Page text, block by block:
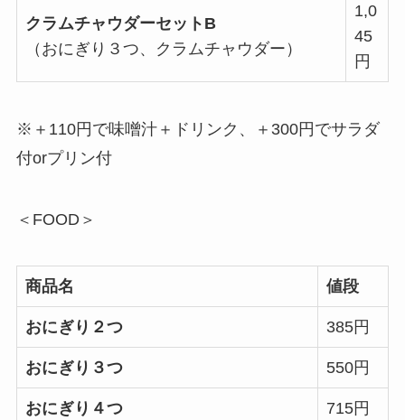
クラムチャウダーセットB
（おにぎり３つ、クラムチャウダー）
1,0
45
円
※＋110円で味噌汁＋ドリンク、＋300円でサラダ
付orプリン付
＜FOOD＞
商品名 値段
おにぎり２つ 385円
おにぎり３つ 550円
おにぎり４つ 715円